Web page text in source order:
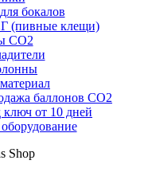
бокалов
(пивные клещи)
СО2
баллонов СО2
от 10 дней
Shop